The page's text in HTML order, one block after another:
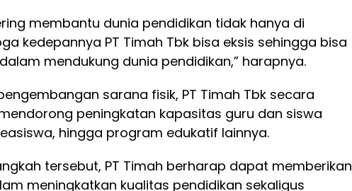
membantu dunia pendidikan tidak hanya di
kedepannya PT Timah Tbk bisa eksis sehingga bisa
mendukung dunia pendidikan,” harapnya.
sarana fisik, PT Timah Tbk secara
peningkatan kapasitas guru dan siswa
hingga program edukatif lainnya.
tersebut, PT Timah berharap dapat memberikan
meningkatkan kualitas pendidikan sekaligus